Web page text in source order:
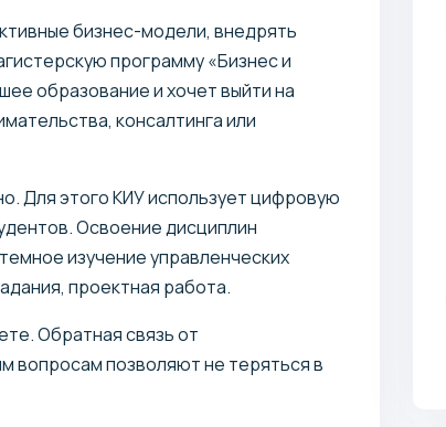
бизнес-модели, внедрять
программу «Бизнес и
образование и хочет выйти на
консалтинга или
Для этого КИУ использует цифровую
Освоение дисциплин
изучение управленческих
проектная работа.
Обратная связь от
вопросам позволяют не теряться в